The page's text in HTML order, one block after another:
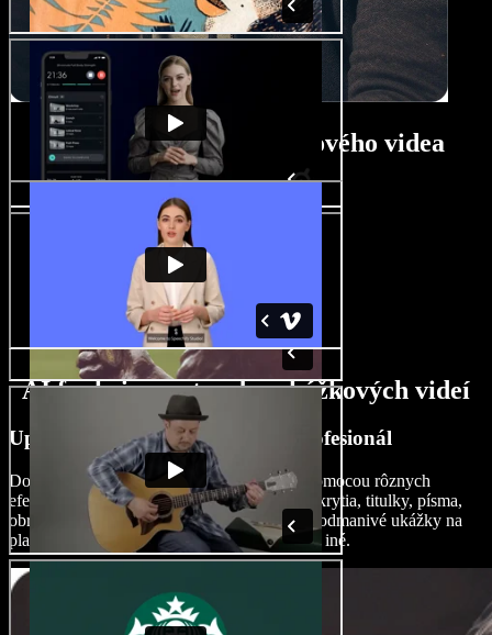
Návod na tvorbu ukážkového videa
AI funkcie pre tvorbu ukážkových videí
Upravujte ukážkové videá ako profesionál
Dodajte svojim ukážkovým videám šmrnc pomocou rôznych
efektov, ako sú prechody, video pozadia, prekrytia, titulky, písma,
obrázky a ďalšie, aby ste vytvorili vizuálne podmanivé ukážky na
platformy ako TikTok, Instagram, YouTube a iné.